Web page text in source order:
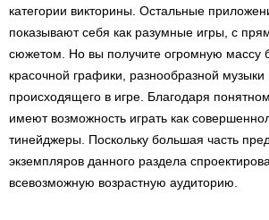
категории викторины. Остальные
показывают себя как разумные игры, с
сюжетом. Но вы получите огромную массу
красочной графики, разнообразной музыки
происходящего в игре. Благодаря
имеют возможность играть как
тинейджеры. Поскольку большая часть
экземпляров данного раздела
всевозможную возрастную аудиторию.